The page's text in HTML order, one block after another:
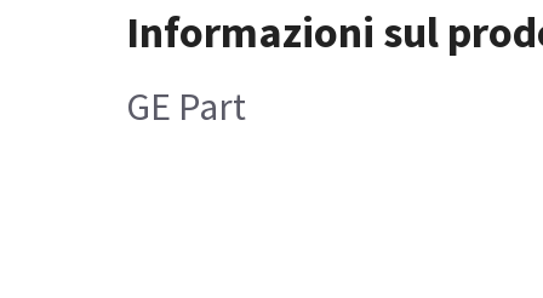
Informazioni sul
GE Part